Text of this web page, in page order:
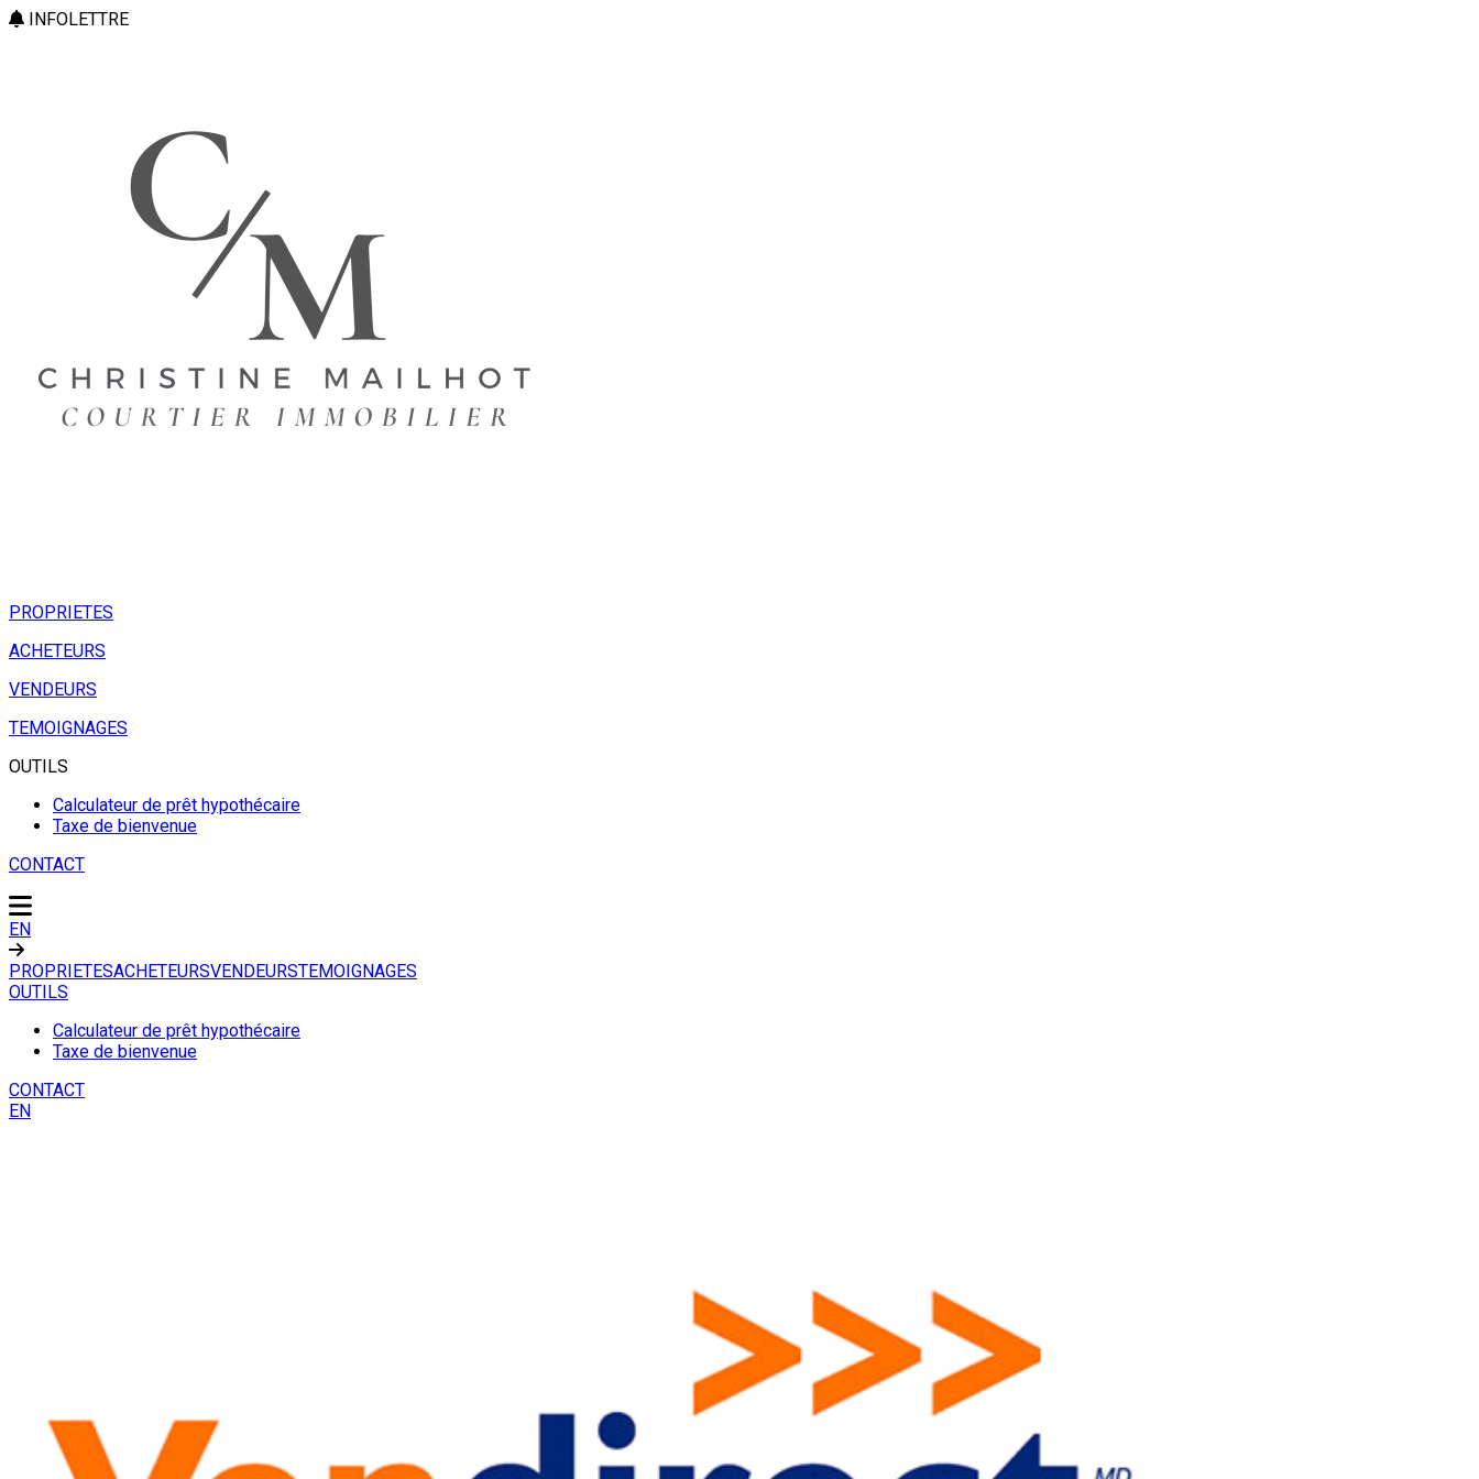
INFOLETTRE
PROPRIETES
ACHETEURS
VENDEURS
TEMOIGNAGES
OUTILS
Calculateur de prêt hypothécaire
Taxe de bienvenue
CONTACT
EN
PROPRIETESACHETEURSVENDEURSTEMOIGNAGES
OUTILS
Calculateur de prêt hypothécaire
Taxe de bienvenue
CONTACT
EN